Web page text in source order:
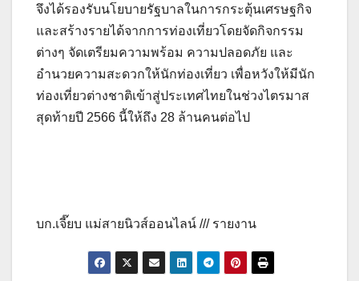
จึงได้รองรับนโยบายรัฐบาลในการกระตุ้นเศรษฐกิจ
และสร้างรายได้จากการท่องเที่ยวโดยจัดกิจกรรม
ต่างๆ จัดเตรียมความพร้อม ความปลอดภัย และ
อำนวยความสะดวกให้นักท่องเที่ยว เพื่อหวังให้มีนัก
ท่องเที่ยวต่างชาติเข้าสู่ประเทศไทยในช่วงไตรมาส
สุดท้ายปี 2566 นี้ให้ถึง 28 ล้านคนต่อไป
บก.เจี๊ยบ แม่สายนิวส์ออนไลน์ /// รายงาน